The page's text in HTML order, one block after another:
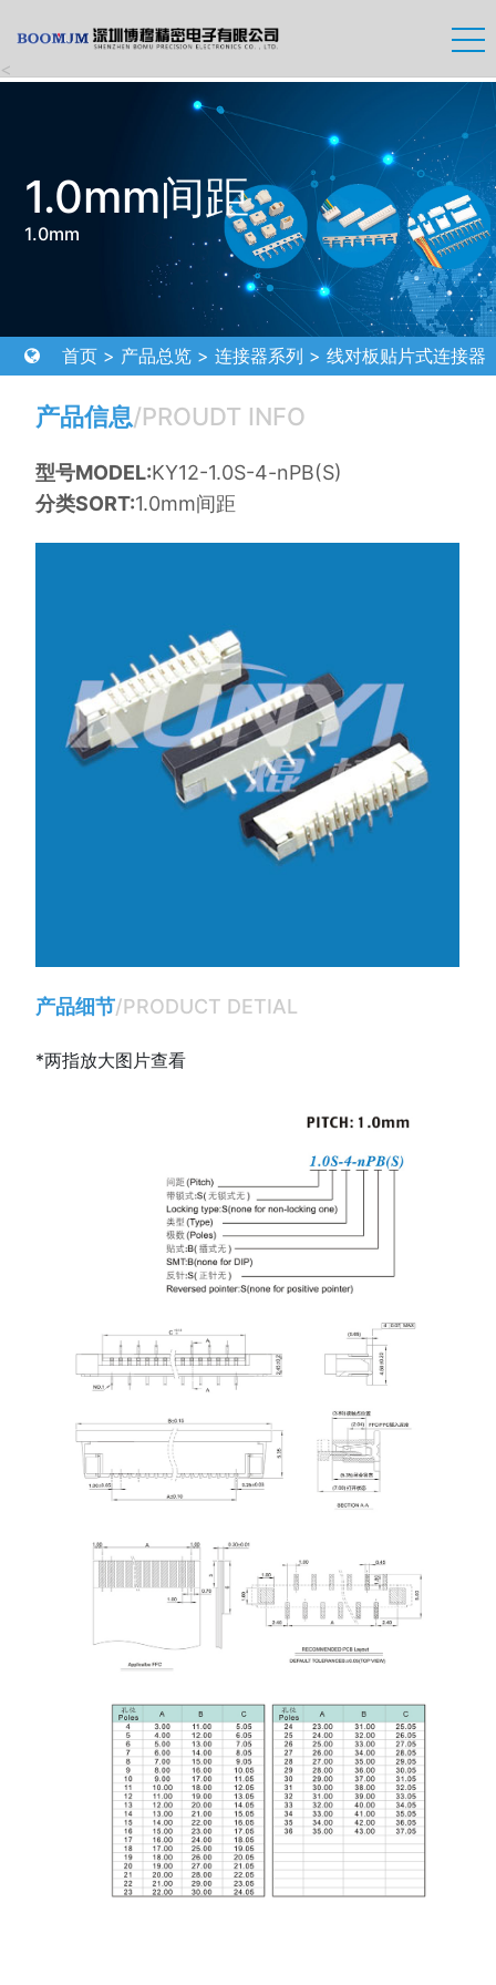
<
1.0mm间距
1.0mm
首页 > 产品总览 >连接器系列 >线对板贴片式连接器
产品信息/PROUDT INFO
型号MODEL:KY12-1.0S-4-nPB(S)
分类SORT:1.0mm间距
产品细节/PRODUCT DETIAL
*两指放大图片查看